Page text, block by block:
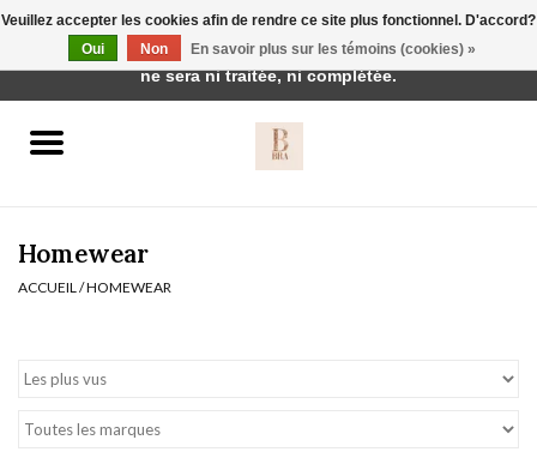
Réduction
Homewear
ACCUEIL /HOMEWEAR
Veuillez accepter les cookies afin de rendre ce site plus fonctionnel. D'accord?
Oui
Non En savoir plus sur les témoins (cookies) »
Cette boutique est en construction. Toute commande passée
ne sera ni traitée, ni complétée.